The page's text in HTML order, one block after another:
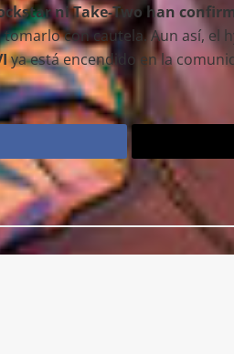
ni Take-Two han
con cautela. Aun así, el
ya está encendido en la